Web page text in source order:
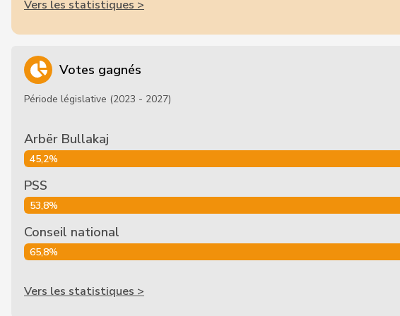
Vers les statistiques >
Votes gagnés
Période législative (2023 - 2027)
Arbër Bullakaj
45,2%
PSS
53,8%
Conseil national
65,8%
Vers les statistiques >